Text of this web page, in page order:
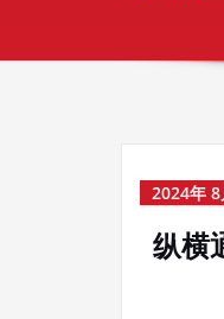
2024年 8
纵横